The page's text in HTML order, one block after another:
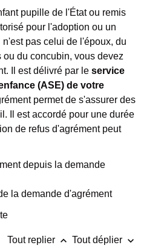
pupille de l'État ou remis
pour l'adoption ou un
pas celui de l'époux, du
ou du concubin, vous devez
Il est délivré par le service
(ASE) de votre
permet de s'assurer des
Il est accordé pour une durée
de refus d'agrément peut
la demande d'agrément
Tout replier keyboard_arrow_up Tout déplier keyboard_arrow_down